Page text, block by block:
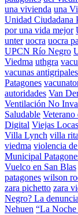
una vivienda una
Unidad Ciudadana
por una vida mejor
unter uocra uocra
UPCN Río Negro
Viedma uthgra
vacunas antigripales
Patagones
autoridades Van
Ventilación No
Saludable
Digital Viejas
Villa Lynch villa rita
viedma violencia
Municipal
Vuelco en San Blas
patagones wilson
zara pichetto zara
Negro? La
Nehuen “La Noche